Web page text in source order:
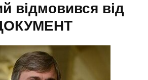
відмовився від